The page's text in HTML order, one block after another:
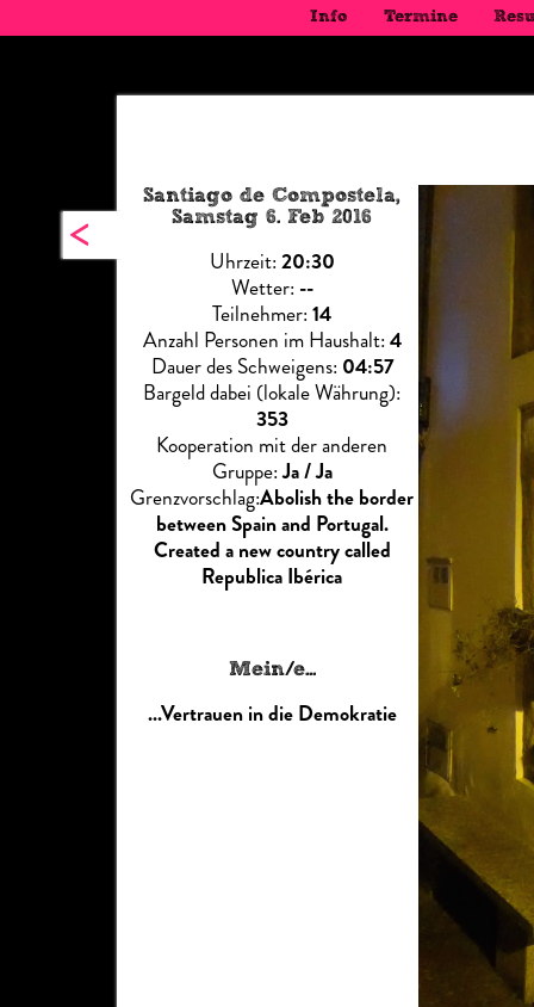
Info Termine
<
Santiago de Compostela,
Samstag 6. Feb 2016
Uhrzeit: 20:30
Wetter: --
Teilnehmer: 14
Anzahl Personen im Haushalt: 4
Dauer des Schweigens: 04:57
Bargeld dabei (lokale Währung):
353
Kooperation mit der anderen
Gruppe:Ja / Ja
Grenzvorschlag:Abolish the border
between Spain and Portugal.
Created a new country called
Republica Ibérica
Mein/e...
...Vertrauen in die Demokratie